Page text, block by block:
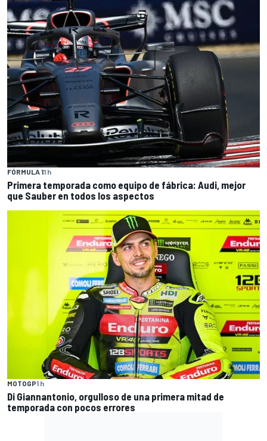
FÓRMULA 11 h
Primera temporada como equipo de fábrica: Audi, mejor
que Sauber en todos los aspectos
MOTOGP1 h
Di Giannantonio, orgulloso de una primera mitad de
temporada con pocos errores